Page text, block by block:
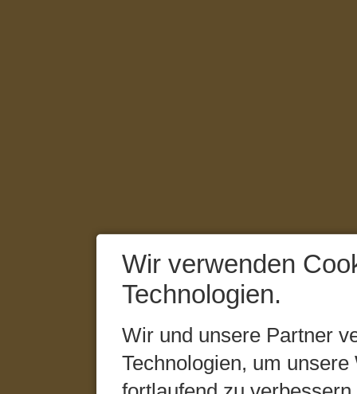
Wir verwenden
Technologien.
Wir und unsere Partner
Technologien, um